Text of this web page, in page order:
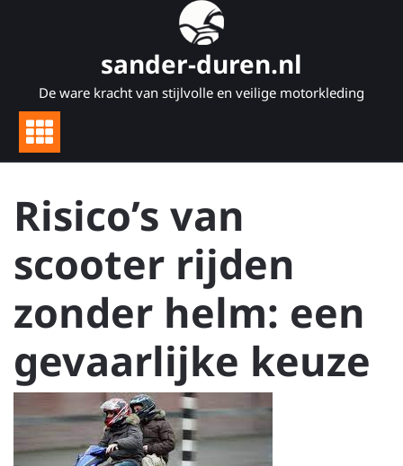
sander-duren.nl
De ware kracht van stijlvolle en veilige motorkleding
Risico’s van
scooter rijden
zonder helm: een
gevaarlijke keuze